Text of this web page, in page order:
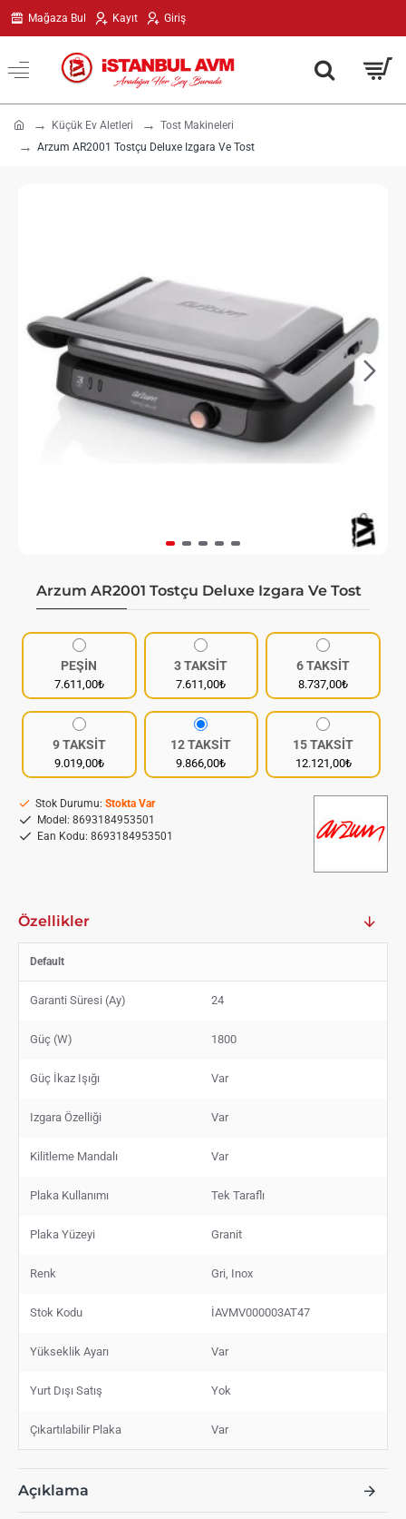
Mağaza Bul Kayıt Giriş
Küçük Ev Aletleri
Tost Makineleri
Arzum AR2001 Tostçu Deluxe Izgara Ve Tost
Arzum AR2001 Tostçu Deluxe Izgara Ve Tost
PEŞİN
7.611,00₺
3 TAKSİT
7.611,00₺
6 TAKSİT
8.737,00₺
9 TAKSİT
9.019,00₺
12 TAKSİT
9.866,00₺
15 TAKSİT
12.121,00₺
Stok Durumu: Stokta Var
Model: 8693184953501
Ean Kodu: 8693184953501
Özellikler
Default
Garanti Süresi (Ay) 24
Güç (W) 1800
Güç İkaz Işığı Var
Izgara Özelliği Var
Kilitleme Mandalı Var
Plaka Kullanımı Tek Taraflı
Plaka Yüzeyi Granit
Renk Gri, Inox
Stok Kodu İAVMV000003AT47
Yükseklik Ayarı Var
Yurt Dışı Satış Yok
Çıkartılabilir Plaka Var
Açıklama